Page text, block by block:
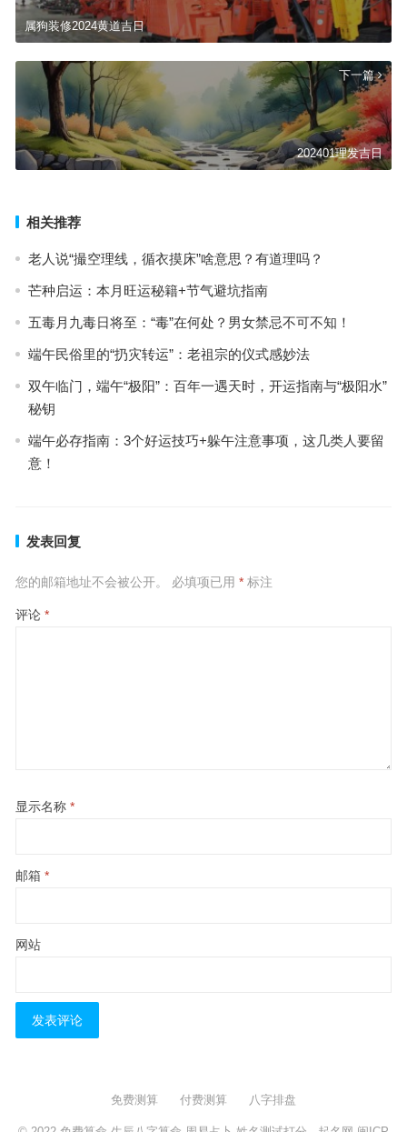
属狗装修2024黄道吉日
下一篇
202401理发吉日
相关推荐
老人说“撮空理线，循衣摸床”啥意思？有道理吗？
芒种启运：本月旺运秘籍+节气避坑指南
五毒月九毒日将至：“毒”在何处？男女禁忌不可不知！
端午民俗里的“扔灾转运”：老祖宗的仪式感妙法
双午临门，端午“极阳”：百年一遇天时，开运指南与“极阳水”
秘钥
端午必存指南：3个好运技巧+躲午注意事项，这几类人要留
意！
发表回复
您的邮箱地址不会被公开。 必填项已用 *标注
评论 *
显示名称 *
邮箱 *
网站
免费测算 付费测算 八字排盘